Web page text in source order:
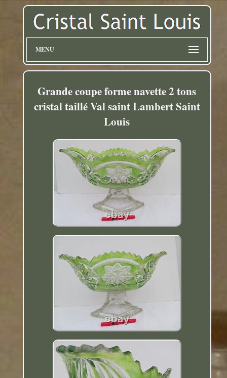
MENU
Grande coupe forme navette 2 tons
cristal taillé Val saint Lambert Saint
Louis